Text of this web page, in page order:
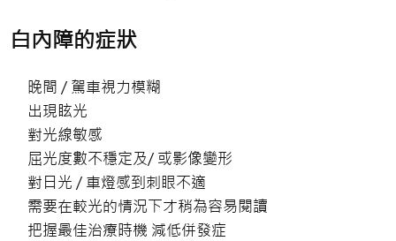
白內障的症狀
晚間 / 駕車視力模糊
出現眩光
對光線敏感
屈光度數不穩定及/ 或影像變形
對日光 / 車燈感到刺眼不適
需要在較光的情況下才稍為容易閱讀
把握最佳治療時機 減低併發症